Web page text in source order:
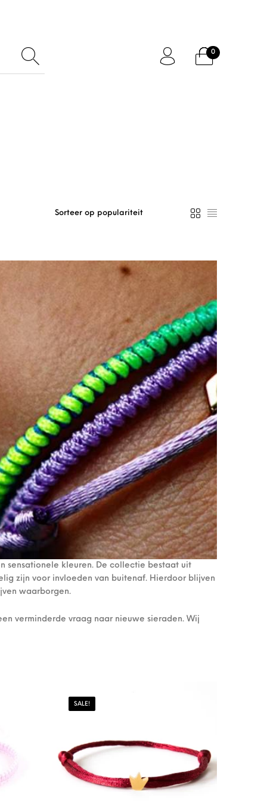
0
sensationele kleuren. De collectie bestaat uit
zijn voor invloeden van buitenaf. Hierdoor blijven
waarborgen.
verminderde vraag naar nieuwe sieraden. Wij
SALE!